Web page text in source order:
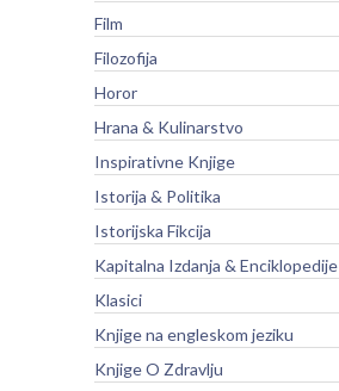
Film
Filozofija
Horor
Hrana & Kulinarstvo
Inspirativne Knjige
Istorija & Politika
Istorijska Fikcija
Kapitalna Izdanja & Enciklopedije
Klasici
Knjige na engleskom jeziku
Knjige O Zdravlju